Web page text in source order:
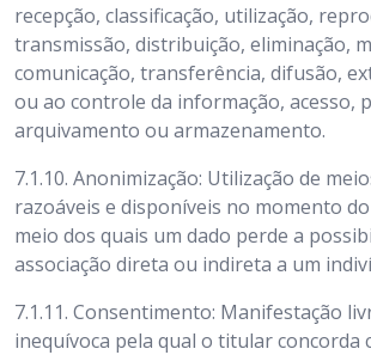
recepção, classificação, utilização,
transmissão, distribuição, eliminação,
comunicação, transferência, difusão,
ou ao controle da informação, acesso,
arquivamento ou armazenamento.
7.1.10. Anonimização: Utilização de
razoáveis e disponíveis no momento
meio dos quais um dado perde a
associação direta ou indireta a um
7.1.11. Consentimento: Manifestação
inequívoca pela qual o titular concorda